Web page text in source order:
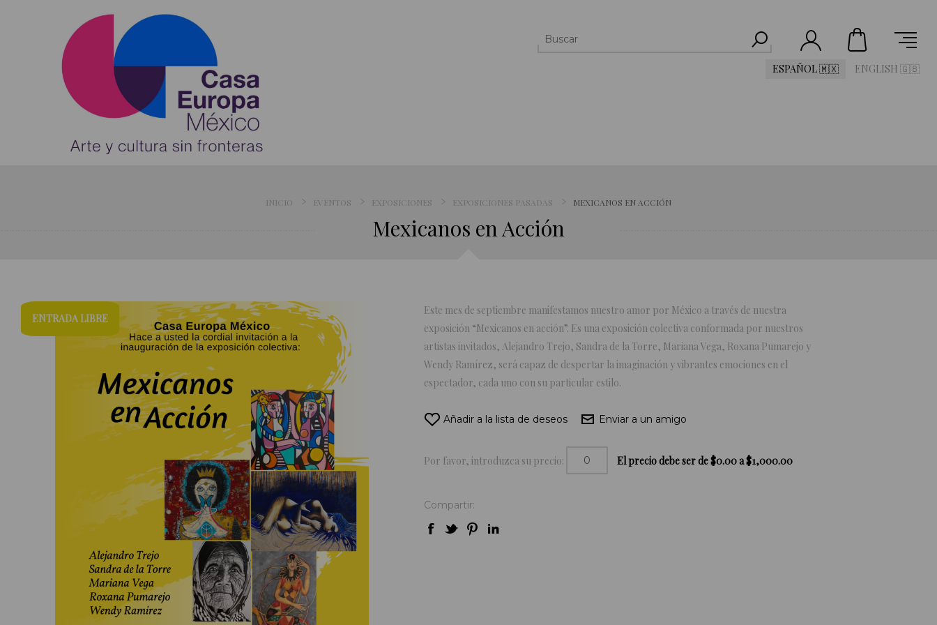
ESPAÑOL 🇲🇽 ENGLISH 🇬🇧
INICIO EVENTOS EXPOSICIONES EXPOSICIONES PASADAS MEXICANOS EN ACCIÓN
Mexicanos en Acción
ENTRADA LIBRE
Este mes de septiembre manifestamos nuestro amor por México a través de nuestra
exposición “Mexicanos en acción”. Es una exposición colectiva conformada por nuestros
artistas invitados, Alejandro Trejo, Sandra de la Torre, Mariana Vega, Roxana Pumarejo y
Wendy Ramírez, será capaz de despertar la imaginación y vibrantes emociones en el
espectador, cada uno con su particular estilo.
Añadir a la lista de deseos Enviar a un amigo
Por favor, introduzca su precio: El precio debe ser de $0.00 a $1,000.00
Compartir: